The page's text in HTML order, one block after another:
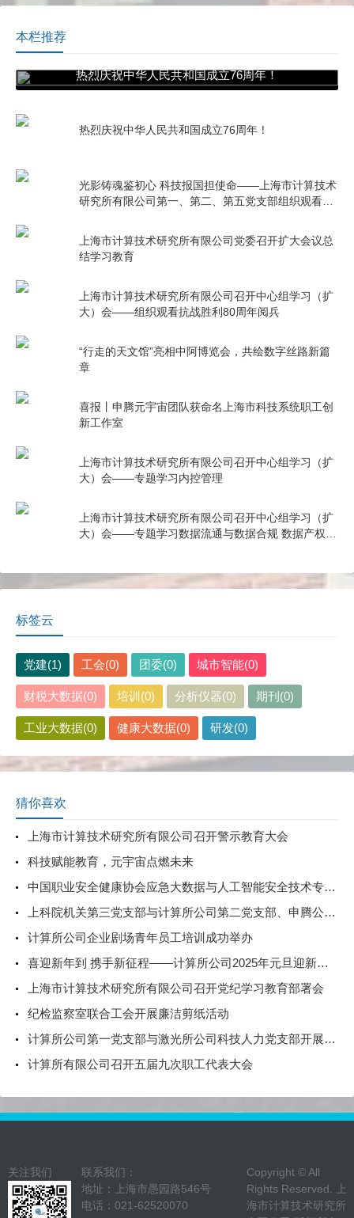
本栏推荐
热烈庆祝中华人民共和国成立76周年！
热烈庆祝中华人民共和国成立76周年！
光影铸魂鉴初心 科技报国担使命——上海市计算技术
研究所有限公司第一、第二、第五党支部组织观看电
上海市计算技术研究所有限公司党委召开扩大会议总
结学习教育
上海市计算技术研究所有限公司召开中心组学习（扩
大）会——组织观看抗战胜利80周年阅兵
“行走的天文馆”亮相中阿博览会，共绘数字丝路新篇
章
喜报丨申腾元宇宙团队获命名上海市科技系统职工创
新工作室
上海市计算技术研究所有限公司召开中心组学习（扩
大）会——专题学习内控管理
上海市计算技术研究所有限公司召开中心组学习（扩
大）会——专题学习数据流通与数据合规 数据产权与
标签云
党建(1) 工会(0) 团委(0) 城市智能(0)
财税大数据(0) 培训(0) 分析仪器(0) 期刊(0)
工业大数据(0) 健康大数据(0) 研发(0)
猜你喜欢
上海市计算技术研究所有限公司召开警示教育大会
科技赋能教育，元宇宙点燃未来
中国职业安全健康协会应急大数据与人工智能安全技术专业委员会举行应急创新技术论坛
上科院机关第三党支部与计算所公司第二党支部、申腾公司第一、第二党支部开展党建联建活动
计算所公司企业剧场青年员工培训成功举办
喜迎新年到 携手新征程——计算所公司2025年元旦迎新活动
上海市计算技术研究所有限公司召开党纪学习教育部署会
纪检监察室联合工会开展廉洁剪纸活动
计算所公司第一党支部与激光所公司科技人力党支部开展联组学习
计算所有限公司召开五届九次职工代表大会
关注我们
联系我们：
地址：上海市愚园路546号
电话：021-62520070
Copyright © All
Rights Reserved. 上
海市计算技术研究所